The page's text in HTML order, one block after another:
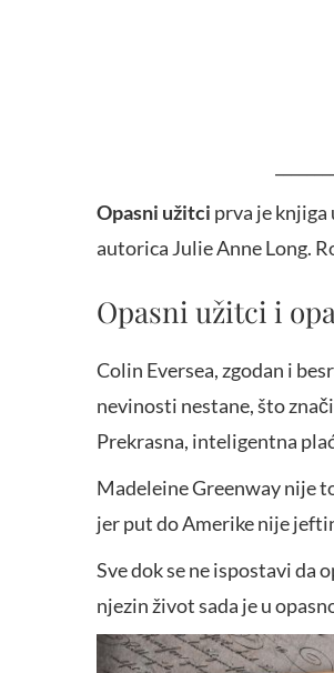
Opasni užitci prva je
autorica Julie Anne Long.
Opasni užitci i
Colin Eversea, zgodan i
nevinosti nestane, što
Prekrasna, inteligentna
Madeleine Greenway nije
jer put do Amerike nije
Sve dok se ne ispostavi da
njezin život sada je u